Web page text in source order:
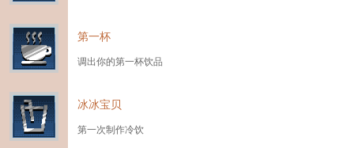
第一杯
调出你的第一杯饮品
冰冰宝贝
第一次制作冷饮